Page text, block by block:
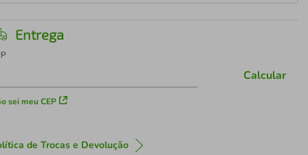
Entrega
sei meu CEP
Calcular
de Trocas e Devolução